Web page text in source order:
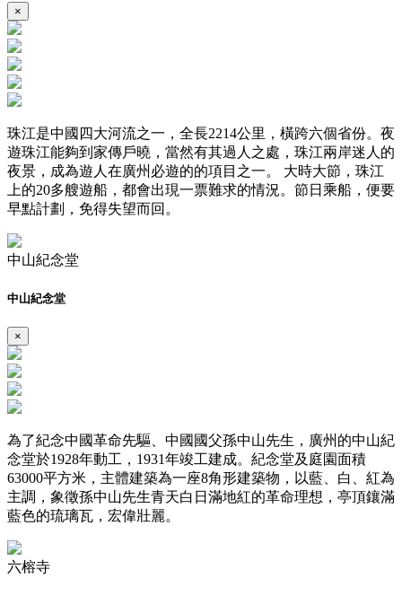
×
珠江是中國四大河流之一，全長2214公里，橫跨六個省份。夜
遊珠江能夠到家傳戶曉，當然有其過人之處，珠江兩岸迷人的
夜景，成為遊人在廣州必遊的的項目之一。 大時大節，珠江
上的20多艘遊船，都會出現一票難求的情況。節日乘船，便要
早點計劃，免得失望而回。
中山紀念堂
中山紀念堂
×
為了紀念中國革命先驅、中國國父孫中山先生，廣州的中山紀
念堂於1928年動工，1931年竣工建成。紀念堂及庭園面積
63000平方米，主體建築為一座8角形建築物，以藍、白、紅為
主調，象徵孫中山先生青天白日滿地紅的革命理想，亭頂鑲滿
藍色的琉璃瓦，宏偉壯麗。
六榕寺